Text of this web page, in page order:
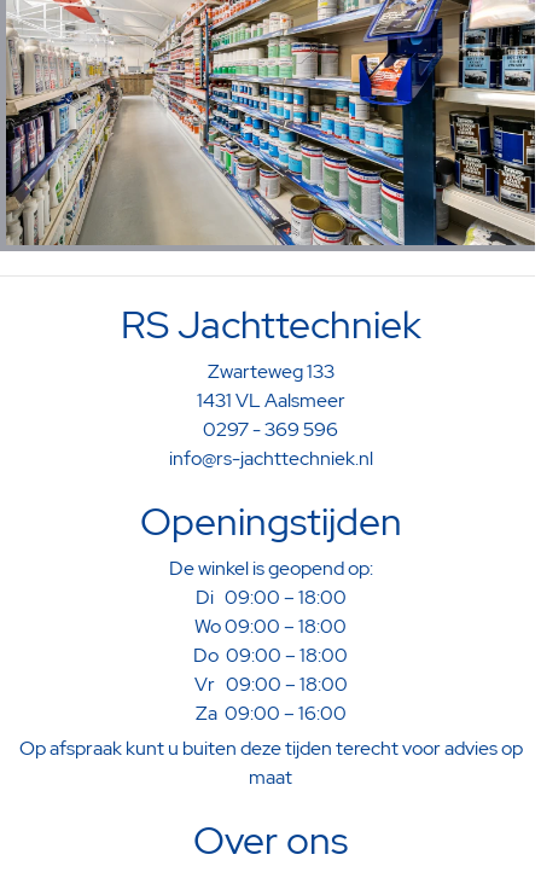
RS Jachttechniek
Zwarteweg 133
1431 VL Aalsmeer
0297 - 369 596
info@rs-jachttechniek.nl
Openingstijden
De winkel is geopend op:
Di 09:00 – 18:00
Wo 09:00 – 18:00
Do 09:00 – 18:00
Vr 09:00 – 18:00
Za 09:00 – 16:00
Op afspraak kunt u buiten deze tijden terecht voor advies op
maat
Over ons